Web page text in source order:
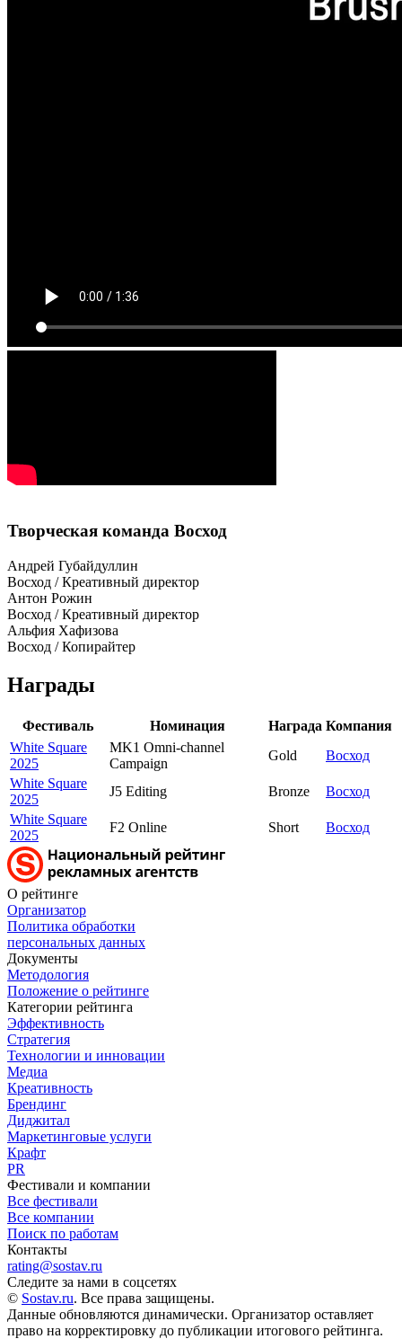
Творческая команда Восход
Андрей Губайдуллин
Восход / Креативный директор
Антон Рожин
Восход / Креативный директор
Альфия Хафизова
Восход / Копирайтер
Награды
Фестиваль Номинация Награда Компания
White Square
2025
MK1 Omni-channel
Campaign
Gold
Восход
White Square
2025
J5 Editing Bronze
Восход
White Square
2025
F2 Online Short Восход
О рейтинге
Организатор
Политика обработки
персональных данных
Документы
Методология
Положение о рейтинге
Категории рейтинга
Эффективность
Стратегия
Технологии и инновации
Медиа
Креативность
Брендинг
Диджитал
Маркетинговые услуги
Крафт
PR
Фестивали и компании
Все фестивали
Все компании
Поиск по работам
Контакты
rating@sostav.ru
Следите за нами в соцсетях
© Sostav.ru. Все права защищены.
Данные обновляются динамически. Организатор оставляет
право на корректировку до публикации итогового рейтинга.